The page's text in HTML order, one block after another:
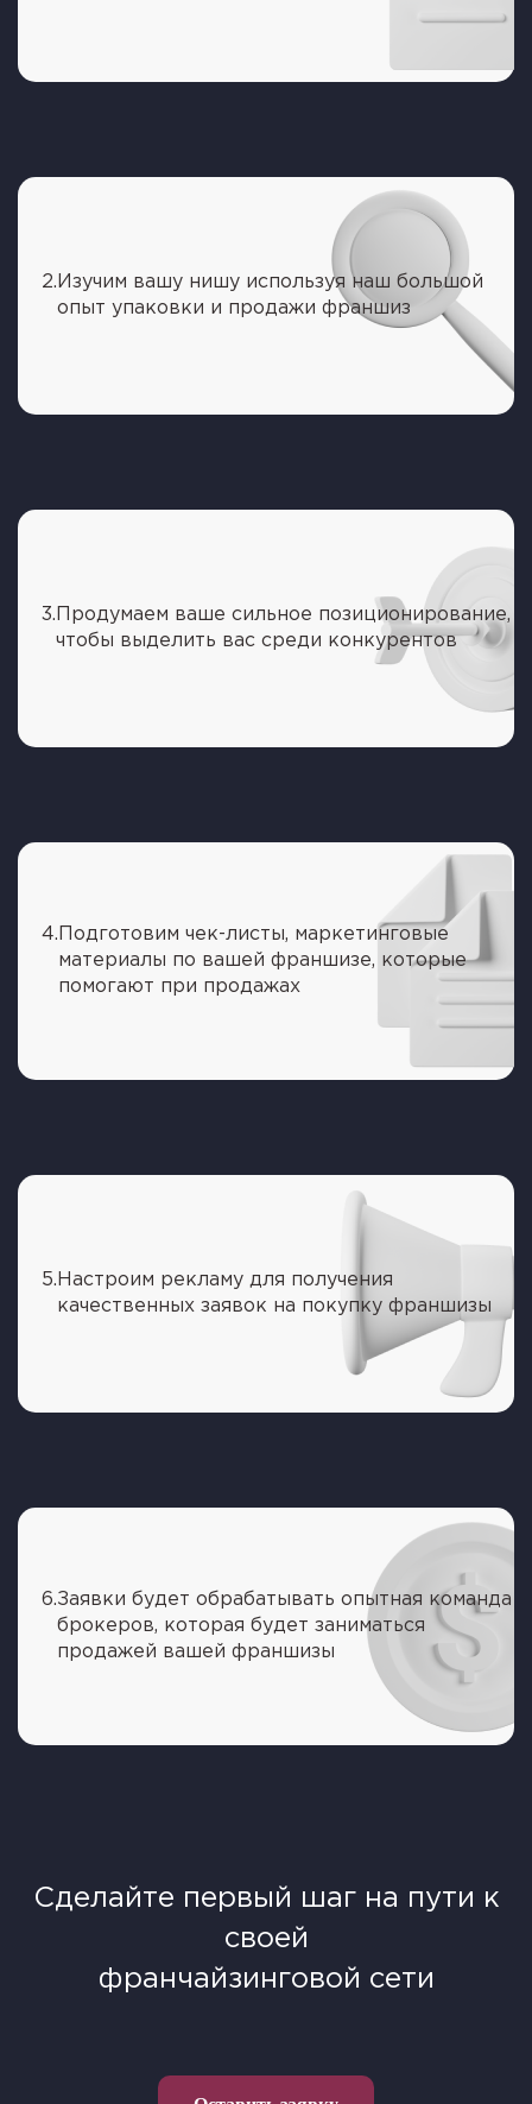
2. Изучим вашу нишу используя наш большой
опыт упаковки и продажи франшиз
3. Продумаем ваше сильное позиционирование,
чтобы выделить вас среди конкурентов
4. Подготовим чек-листы, маркетинговые
материалы по вашей франшизе, которые
помогают при продажах
5. Настроим рекламу для получения
качественных заявок на покупку франшизы
6.Заявки будет обрабатывать опытная команда
брокеров, которая будет заниматься
продажей вашей франшизы
Сделайте первый шаг на пути к
своей
франчайзинговой сети